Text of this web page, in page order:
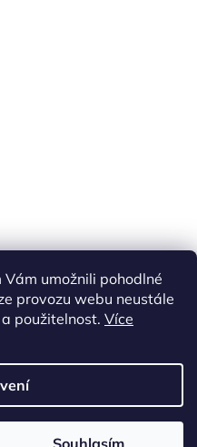
umožnili pohodlné
provozu webu neustále
použitelnost. Více
Souhlasím
práva vyhrazena.Upravit